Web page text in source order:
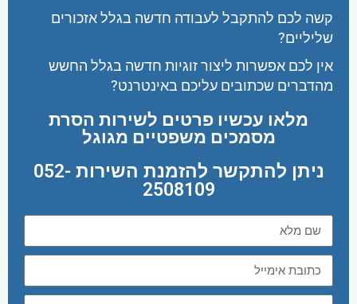
קשה לכם להתקבל לעבודה חדשה בגלל אזכורים
שליליים?
אין לכם אפשרות ליצור זוגיות חדשה בגלל החשש
מהדברים שכתובים עליכם באינטרנט?
מלאו עכשיו פרטים לשירות הסרת
מסמכים משפטיים מגוגל
ניתן להתקשר להזמנת השירות 052-
2508109